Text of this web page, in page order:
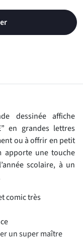
dessinée affiche
en grandes lettres
ou à offrir en petit
apporte une touche
scolaire, à un
comic très
un super maître